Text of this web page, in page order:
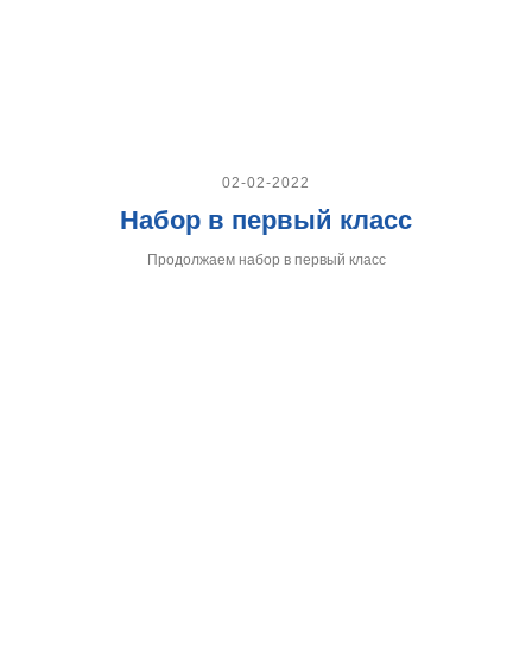
02-02-2022
Набор в первый класс
Продолжаем набор в первый класс